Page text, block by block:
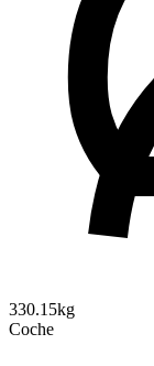
330.15kg
Coche